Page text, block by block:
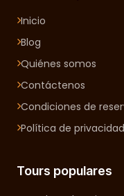
Inicio
Blog
Quiénes somos
Contáctenos
Condiciones de
Política de privacidad
Tours populares